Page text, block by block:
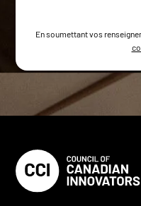
En soumettant vos